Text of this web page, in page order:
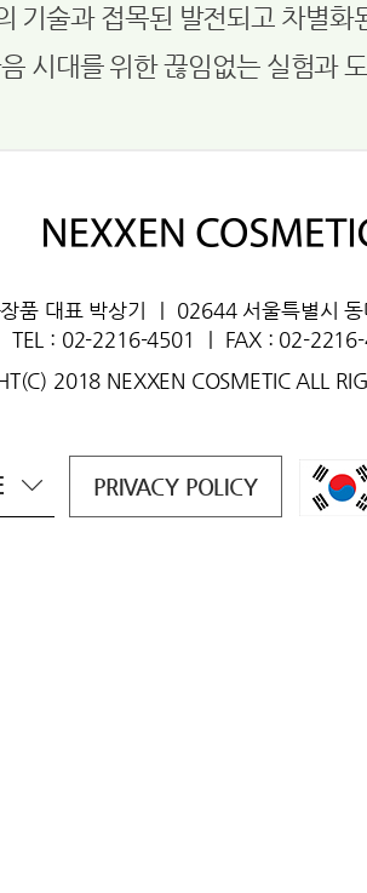
기술과 접목된 발전되고 차별화
시대를 위한 끊임없는 실험과
품 대표 박상기
02644 서울특별시
TEL : 02-2216-4501
FAX : 02-
2018 NEXXEN COSMETIC ALL
PRIVACY POLICY